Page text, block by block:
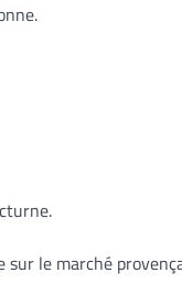
sur le marché